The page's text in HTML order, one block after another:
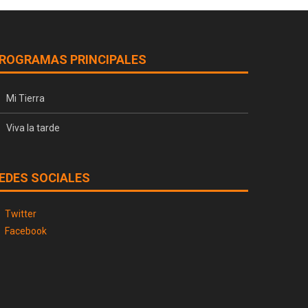
PRINCIPALES
Mi Tierra
Viva la tarde
SOCIALES
Twitter
Facebook